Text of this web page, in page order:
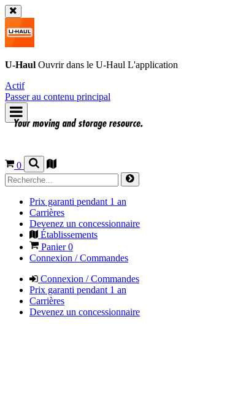
U-Haul Ouvrir dans le U-Haul L'application
Actif
Passer au contenu principal
0
Prix garanti pendant 1 an
Carrières
Devenez un concessionnaire
Établissements
Panier0
Connexion / Commandes
Connexion / Commandes
Prix garanti pendant 1 an
Carrières
Devenez un concessionnaire